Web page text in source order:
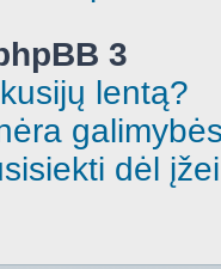
3
lentą?
dėl